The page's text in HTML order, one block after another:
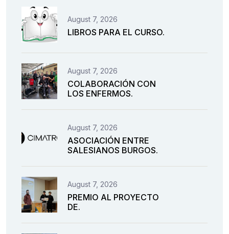
August 7, 2026
LIBROS PARA EL CURSO.
August 7, 2026
COLABORACIÓN CON
LOS ENFERMOS.
August 7, 2026
ASOCIACIÓN ENTRE
SALESIANOS BURGOS.
August 7, 2026
PREMIO AL PROYECTO
DE.